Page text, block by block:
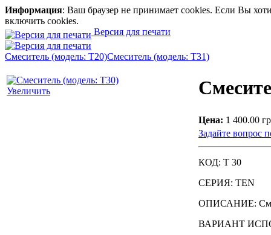
Информация: Ваш браузер не принимает cookies. Если Вы
включить cookies.
Версия для печати
Смеситель (модель: T20)Смеситель (модель: T31)
Увеличить
Цена: 1 400.00
Задайте вопрос
КОД: T 30
СЕРИЯ: TEN
ОПИСАНИЕ:
ВАРИАНТ